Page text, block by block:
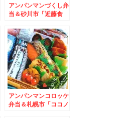
アンパンマンづくし弁
当＆砂川市「近藤食
菜 美唄～三笠～砂川
～由仁町など近郊で購
入できます(*´艸`*)
アンパンマンコロッケ
弁当＆札幌市「ココノ